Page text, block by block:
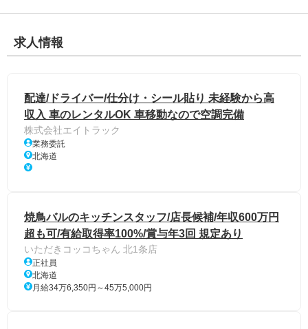
求人情報
配達/ドライバー/仕分け・シール貼り 未経験から高
収入 車のレンタルOK 車移動なので空調完備
株式会社エイトラック
業務委託
北海道
焼鳥バルのキッチンスタッフ/店長候補/年収600万円
超も可/有給取得率100%/賞与年3回 規定あり
いただきコッコちゃん 北1条店
正社員
北海道
月給34万6,350円～45万5,000円